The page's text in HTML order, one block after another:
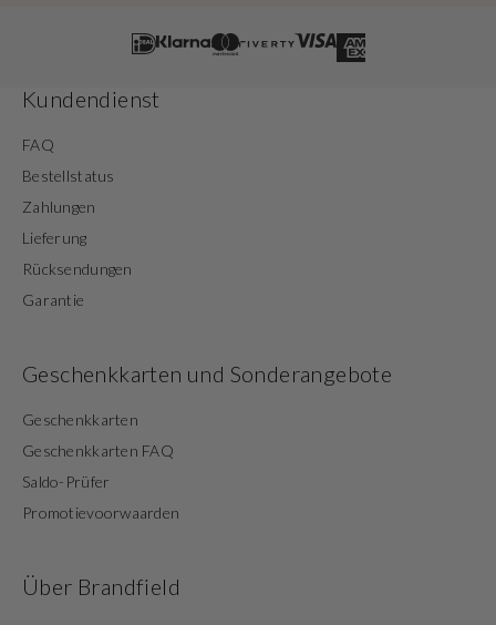
Kundendienst
FAQ
Bestellstatus
Zahlungen
Lieferung
Rücksendungen
Garantie
Geschenkkarten und Sonderangebote
Geschenkkarten
Geschenkkarten FAQ
Saldo-Prüfer
Promotievoorwaarden
Über Brandfield